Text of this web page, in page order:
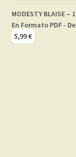
MODESTY BLAISE
En Formato PDF -
5,99€